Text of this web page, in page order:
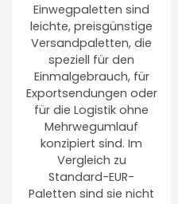
Einwegpaletten sind
leichte, preisgünstige
Versandpaletten, die
speziell für den
Einmalgebrauch, für
Exportsendungen oder
für die Logistik ohne
Mehrwegumlauf
konzipiert sind. Im
Vergleich zu
Standard-EUR-
Paletten sind sie nicht